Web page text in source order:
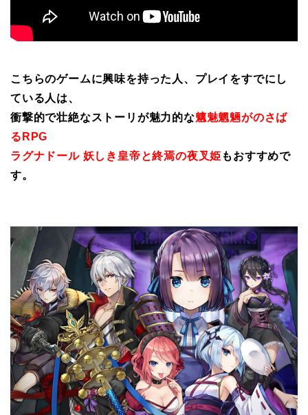
こちらのゲームに興味を持った人、プレイをすでにし
ている人は、
衝撃的で壮絶なストーリが魅力的な魑魅魍魎がのさば
るRPG
ラグナドール 妖しき皇帝と終焉の夜叉姫 もおすすめで
す。